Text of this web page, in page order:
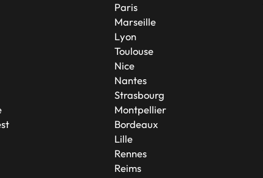
Paris
Marseille
Lyon
Toulouse
Nice
Nantes
Strasbourg
Montpellier
Bordeaux
Lille
Rennes
Reims